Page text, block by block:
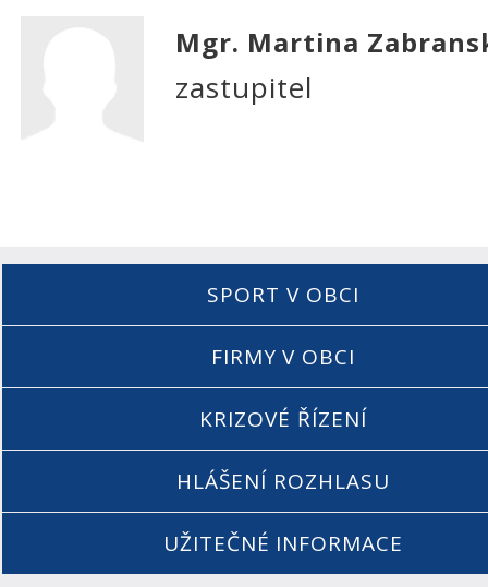
Mgr. Martina
zastupitel
SPORT V OBCI
FIRMY V OBCI
KRIZOVÉ ŘÍZENÍ
HLÁŠENÍ ROZHLASU
UŽITEČNÉ INFORMACE